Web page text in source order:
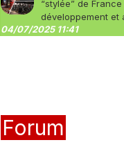
“stylée” de
développement et
04/07/2025 11:41
Forum